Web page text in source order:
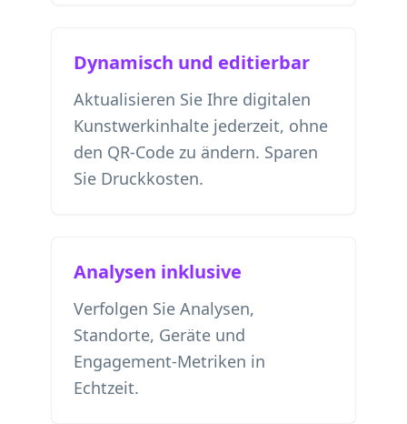
Dynamisch und editierbar
Aktualisieren Sie Ihre digitalen
Kunstwerkinhalte jederzeit, ohne
den QR-Code zu ändern. Sparen
Sie Druckkosten.
Analysen inklusive
Verfolgen Sie Analysen,
Standorte, Geräte und
Engagement-Metriken in
Echtzeit.